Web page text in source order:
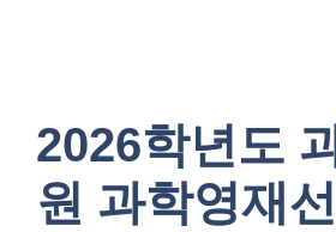
2026학년도
원 과학영재